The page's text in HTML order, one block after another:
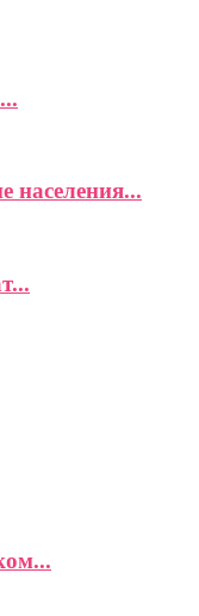
населения...